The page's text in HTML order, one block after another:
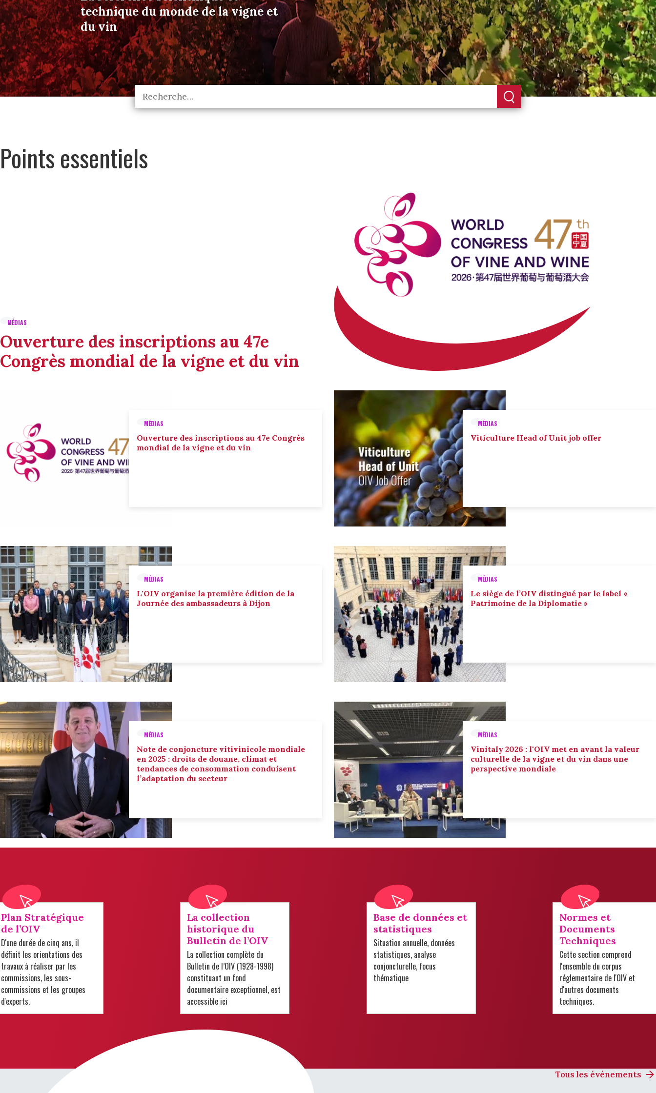
technique du monde de la vigne et
du vin
Points essentiels
MÉDIAS
Ouverture des inscriptions au 47e
Congrès mondial de la vigne et du vin
MÉDIAS
Ouverture des inscriptions au 47e Congrès
mondial de la vigne et du vin
MÉDIAS
Viticulture Head of Unit job offer
MÉDIAS
L'OIV organise la première édition de la
Journée des ambassadeurs à Dijon
MÉDIAS
Le siège de l’OIV distingué par le label «
Patrimoine de la Diplomatie »
MÉDIAS
Note de conjoncture vitivinicole mondiale
en 2025 : droits de douane, climat et
tendances de consommation conduisent
l’adaptation du secteur
MÉDIAS
Vinitaly 2026 : l'OIV met en avant la valeur
culturelle de la vigne et du vin dans une
perspective mondiale
Plan Stratégique
de l’OIV
D'une durée de cinq ans, il
définit les orientations des
travaux à réaliser par les
commissions, les sous-
commissions et les groupes
d'experts.
La collection
historique du
Bulletin de l’OIV
La collection complète du
Bulletin de l’OIV (1928-1998)
constituant un fond
documentaire exceptionnel, est
accessible ici
Base de données et
statistiques
Situation annuelle, données
statistiques, analyse
conjoncturelle, focus
thématique
Normes et
Documents
Techniques
Cette section comprend
l'ensemble du corpus
réglementaire de l'OIV et
d'autres documents
techniques.
Tous les événements